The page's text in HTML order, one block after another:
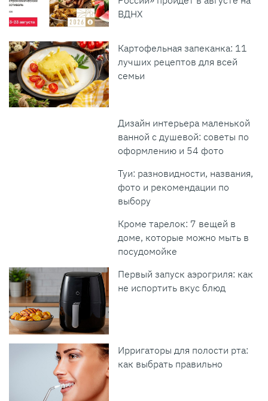
ВДНХ
Картофельная запеканка: 11
лучших рецептов для всей
семьи
Дизайн интерьера маленькой
ванной с душевой: советы по
оформлению и 54 фото
Туи: разновидности, названия,
фото и рекомендации по
выбору
Кроме тарелок: 7 вещей в
доме, которые можно мыть в
посудомойке
Первый запуск аэрогриля: как
не испортить вкус блюд
Ирригаторы для полости рта:
как выбрать правильно